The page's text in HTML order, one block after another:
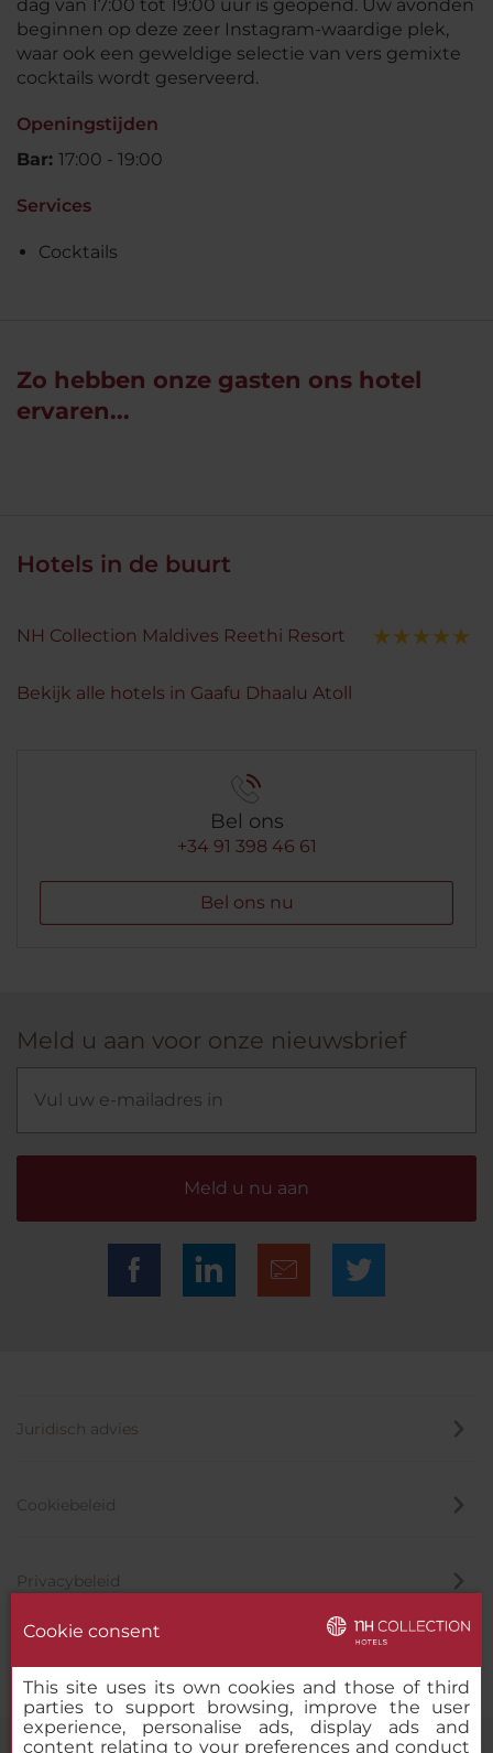
dag van 17:00 tot 19:00 uur is geopend. Uw avonden
beginnen op deze zeer Instagram-waardige plek,
waar ook een geweldige selectie van vers gemixte
cocktails wordt geserveerd.
Openingstijden
Bar: 17:00 - 19:00
Services
Cocktails
Zo hebben onze gasten ons hotel
ervaren...
Hotels in de buurt
NH Collection Maldives Reethi Resort
Bekijk alle hotels in Gaafu Dhaalu Atoll
Bel ons
+34 91 398 46 61
Bel ons nu
Meld u aan voor onze nieuwsbrief
Meld u nu aan
Juridisch advies
Cookiebeleid
Privacybeleid
Cookie consent
This site uses its own cookies and those of third
parties to support browsing, improve the user
experience, personalise ads, display ads and
content relating to your preferences and conduct